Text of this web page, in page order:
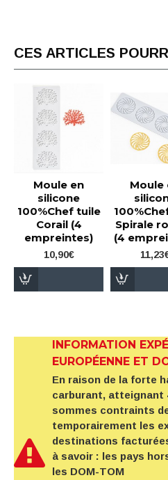
CES ARTICLES
Moule en
silicone
100%Chef tuile
Corail (4
empreintes)
10,90€
Moule
Spirale
(4
INFORMATION
EUROPÉENNE ET
En raison de la forte
carburant, atteignant
sommes contraints
temporairement les
destinations
à savoir : les pays
les DOM-TOM